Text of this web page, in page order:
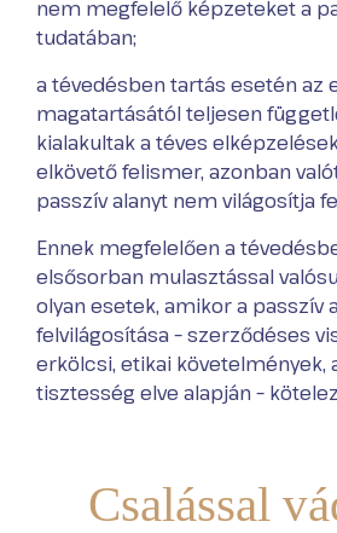
nem megfelelő képzeteket a
tudatában;
a tévedésben tartás esetén az
magatartásától teljesen
kialakultak a téves
elkövető felismer, azonban
passzív alanyt nem világosítja
Ennek megfelelően a
elsősorban mulasztással
olyan esetek, amikor a passzív
felvilágosítása – szerződéses
erkölcsi, etikai követelmények,
tisztesség elve alapján –
Csalással